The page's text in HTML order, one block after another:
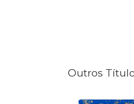
Outros